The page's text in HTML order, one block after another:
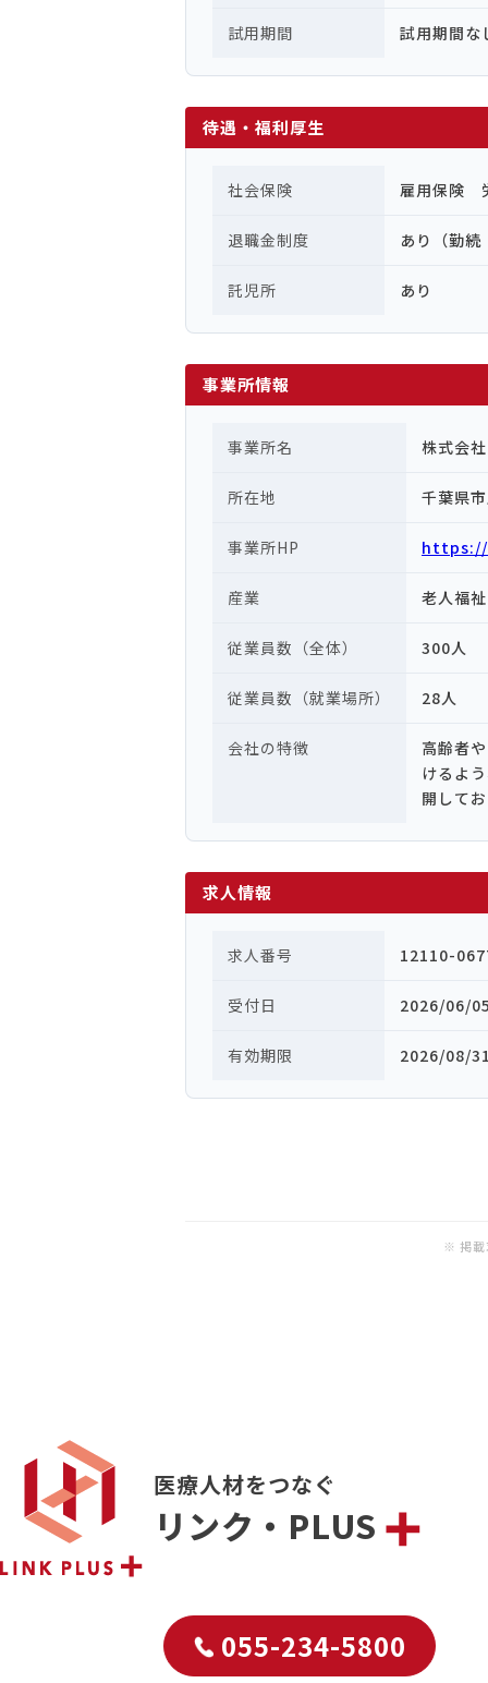
試用期間 試用期間な
待遇・福利厚生
社会保険 雇用保険
退職金制度 あり（勤
託児所 あり
事業所情報
事業所名 株式会
所在地 千葉県
事業所HP
産業 老人福
従業員数（全体） 300人
従業員数（就業場所） 28人
会社の特徴
高齢者
けるよ
開して
求人情報
求人番号 12110-
受付日 2026/06/
有効期限 2026/08/
※ 掲載
医療人材をつなぐ
リンク・PLUS
055-234-5800